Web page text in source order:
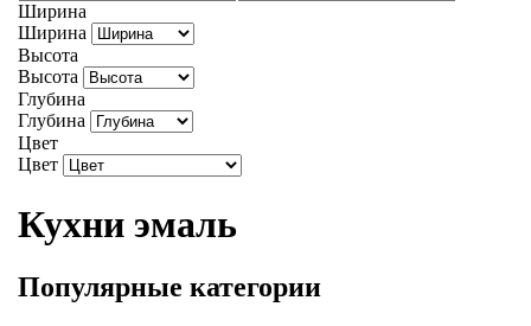
Ширина
Ширина
Высота
Высота
Глубина
Глубина
Цвет
Цвет
Кухни эмаль
Популярные категории